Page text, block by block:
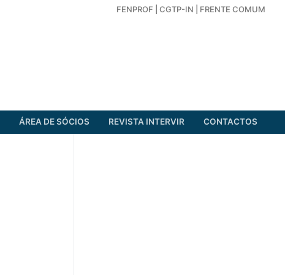
FENPROF CGTP-IN FRENTE COMUM
ÁREA DE SÓCIOS REVISTA INTERVIR CONTACTOS